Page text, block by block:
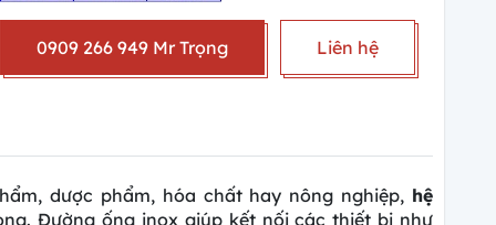
0909 266 949 Mr Trọng Liên hệ
dược phẩm, hóa chất hay nông nghiệp, hệ
Đường ống inox giúp kết nối các thiết bị như